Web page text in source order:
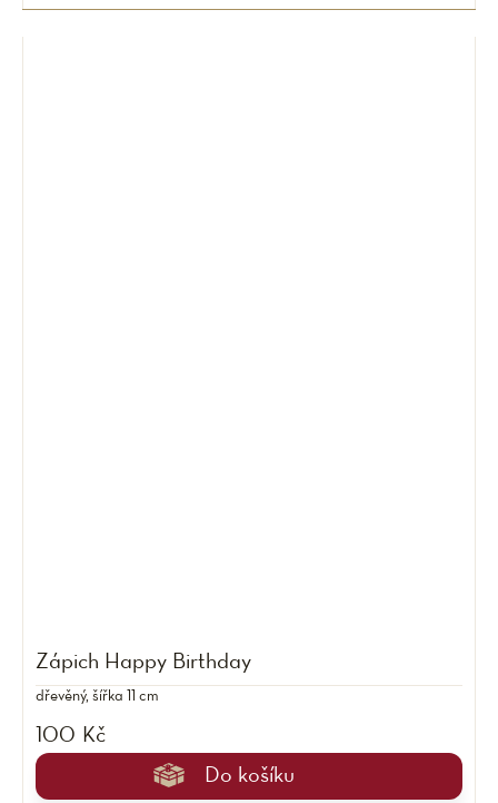
Zápich Happy Birthday
100 Kč
Do košíku
dřevěný, šířka 11 cm